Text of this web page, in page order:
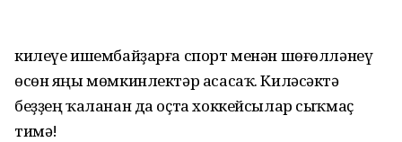
килеүе ишембайҙарға спорт менән шөғөлләнеү
өсөн яңы мөмкинлектәр асасаҡ. Киләсәктә
беҙҙең ҡаланан да оҫта хоккейсылар сыҡмаҫ
тимә!